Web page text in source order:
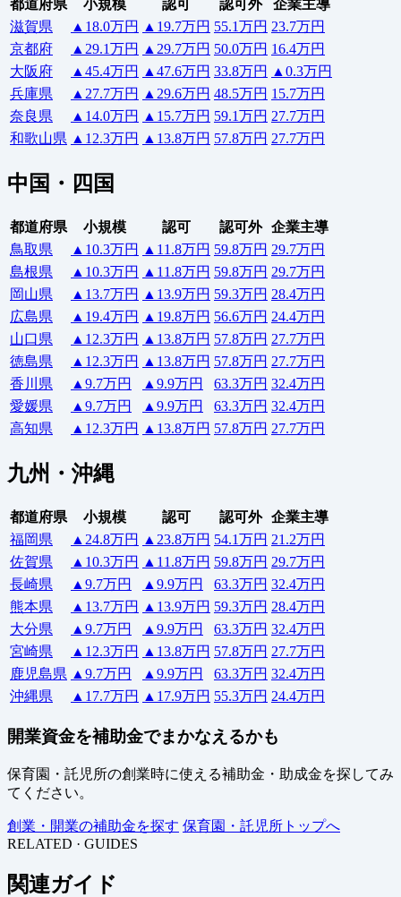
都道府県 小規模 認可 認可外
企業主導
滋賀県
▲18.0万円 ▲19.7万円 55.1万円 23.7万円
京都府
▲29.1万円 ▲29.7万円 50.0万円 16.4万円
大阪府
▲45.4万円 ▲47.6万円 33.8万円
▲0.3万円
兵庫県
▲27.7万円 ▲29.6万円 48.5万円 15.7万円
奈良県
▲14.0万円 ▲15.7万円 59.1万円 27.7万円
和歌山県 ▲12.3万円 ▲13.8万円 57.8万円 27.7万円
中国・四国
都道府県 小規模 認可 認可外 企業主導
鳥取県
▲10.3万円 ▲11.8万円 59.8万円 29.7万円
島根県
▲10.3万円 ▲11.8万円 59.8万円 29.7万円
岡山県
▲13.7万円 ▲13.9万円 59.3万円 28.4万円
広島県
▲19.4万円 ▲19.8万円 56.6万円 24.4万円
山口県
▲12.3万円 ▲13.8万円 57.8万円 27.7万円
徳島県
▲12.3万円 ▲13.8万円 57.8万円 27.7万円
香川県
▲9.7万円 ▲9.9万円 63.3万円 32.4万円
愛媛県
▲9.7万円 ▲9.9万円 63.3万円 32.4万円
高知県
▲12.3万円 ▲13.8万円 57.8万円 27.7万円
九州・沖縄
都道府県 小規模 認可 認可外 企業主導
福岡県
▲24.8万円 ▲23.8万円 54.1万円 21.2万円
佐賀県
▲10.3万円 ▲11.8万円 59.8万円 29.7万円
長崎県
▲9.7万円 ▲9.9万円 63.3万円 32.4万円
熊本県
▲13.7万円 ▲13.9万円 59.3万円 28.4万円
大分県
▲9.7万円 ▲9.9万円 63.3万円 32.4万円
宮崎県
▲12.3万円 ▲13.8万円 57.8万円 27.7万円
鹿児島県 ▲9.7万円 ▲9.9万円 63.3万円 32.4万円
沖縄県
▲17.7万円 ▲17.9万円 55.3万円 24.4万円
開業資金を補助金でまかなえるかも
保育園・託児所の創業時に使える補助金・助成金を探してみ
てください。
創業・開業の補助金を探す 保育園・託児所トップへ
RELATED · GUIDES
関連ガイド